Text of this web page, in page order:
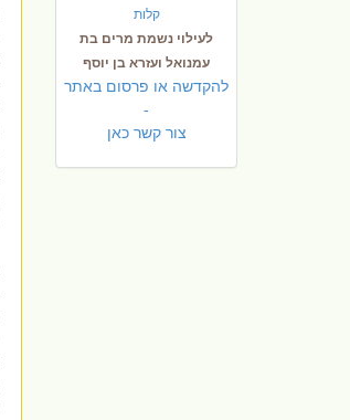
קלות
לעילוי נשמת מרים בת
עמנואל ועזרא בן יוסף
להקדשה או פרסום באתר
-
צור קשר כאן